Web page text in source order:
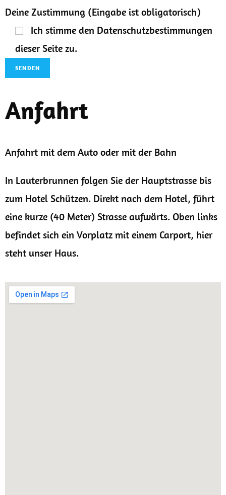
Deine Zustimmung (Eingabe ist obligatorisch)
Ich stimme den Datenschutzbestimmungen
dieser Seite zu.
Anfahrt
Anfahrt mit dem Auto oder mit der Bahn
In Lauterbrunnen folgen Sie der Hauptstrasse bis
zum Hotel Schützen. Direkt nach dem Hotel, führt
eine kurze (40 Meter) Strasse aufwärts. Oben links
befindet sich ein Vorplatz mit einem Carport, hier
steht unser Haus.